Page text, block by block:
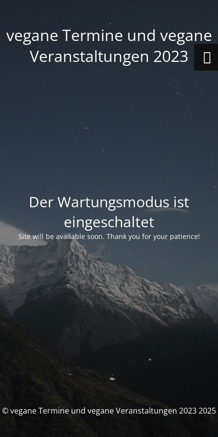
vegane Termine und vegane
Veranstaltungen 2023
Der Wartungsmodus ist
eingeschaltet
Site will be available soon. Thank you for your patience!
© vegane Termine und vegane Veranstaltungen 2023 2025